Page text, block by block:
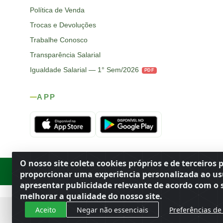
O nosso site coleta cookies próprios e de terceiros
proporcionar uma experiência personalizada ao
apresentar publicidade relevante de acordo com o
melhorar a qualidade do nosso site.
Aceito Negar não essenciais Preferências de
Política de Venda
Trocas e Devoluções
Trabalhe Conosco
Transparência Salarial
Igualdade Salarial — 1° Sem/2026
PDF
APP
Rod. SP-215, s/n, km 98 — Área Rural Porto Ferreira/ ·